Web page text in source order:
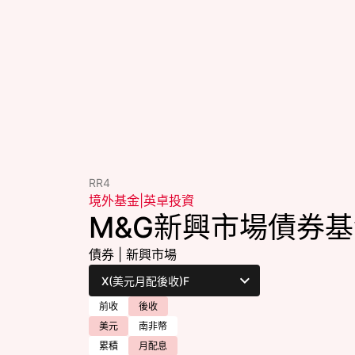
RR4
境外基金 英卓投資
M&G新興市場債券
債券 新興市場
前收
後收
美元
南非幣
累積
月配息